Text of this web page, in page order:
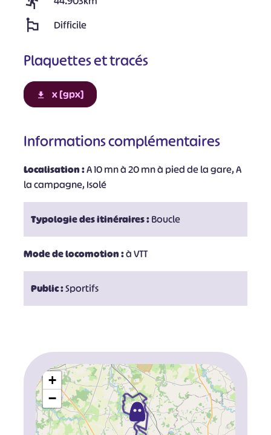
Difficile
Plaquettes et tracés
x [gpx]
Informations complémentaires
Localisation :A 10 mn à 20 mn à pied de la gare, A
la campagne, Isolé
Typologie des itinéraires :Boucle
Mode de locomotion :à VTT
Public :Sportifs
+
−